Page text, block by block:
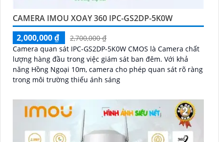
CAMERA IMOU XOAY 360 IPC-GS2DP-5K0W
2,000,000 ₫
2,700,000 ₫
Camera quan sát IPC-GS2DP-5K0W CMOS là Camera chất
lượng hàng đầu trong việc giám sát ban đêm. Với khả
năng Hồng Ngoại 10m, camera cho phép quan sát rõ ràng
trong môi trường thiếu ánh sáng